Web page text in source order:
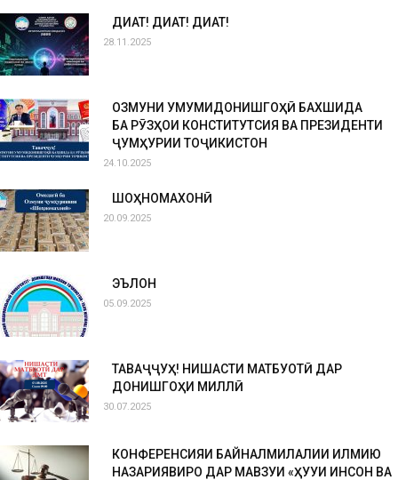
ДИҚҚАТ! ДИҚҚАТ! ДИҚҚАТ!
28.11.2025
ОЗМУНИ УМУМИДОНИШГОҲӢ БАХШИДА
БА РӮЗҲОИ КОНСТИТУТСИЯ ВА ПРЕЗИДЕНТИ
ҶУМҲУРИИ ТОҶИКИСТОН
24.10.2025
ШОҲНОМАХОНӢ
20.09.2025
ЭЪЛОН
05.09.2025
ТАВАҶҶУҲ! НИШАСТИ МАТБУОТӢ ДАР
ДОНИШГОҲИ МИЛЛӢ
30.07.2025
КОНФЕРЕНСИЯИ БАЙНАЛМИЛАЛИИ ИЛМИЮ
НАЗАРИЯВИРО ДАР МАВЗУИ «ҲУҚУҚИ ИНСОН ВА